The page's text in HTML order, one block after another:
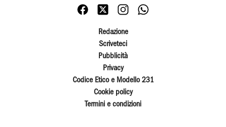
Redazione
Scriveteci
Pubblicità
Privacy
Codice Etico e Modello 231
Cookie policy
Termini e condizioni